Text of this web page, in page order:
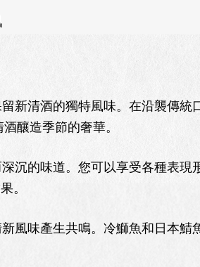
新清酒的獨特風味。在沿襲傳統
釀造季節的奢華。
沉的味道。您可以享受各種表現
。
風味產生共鳴。冷鰤魚和日本鯖